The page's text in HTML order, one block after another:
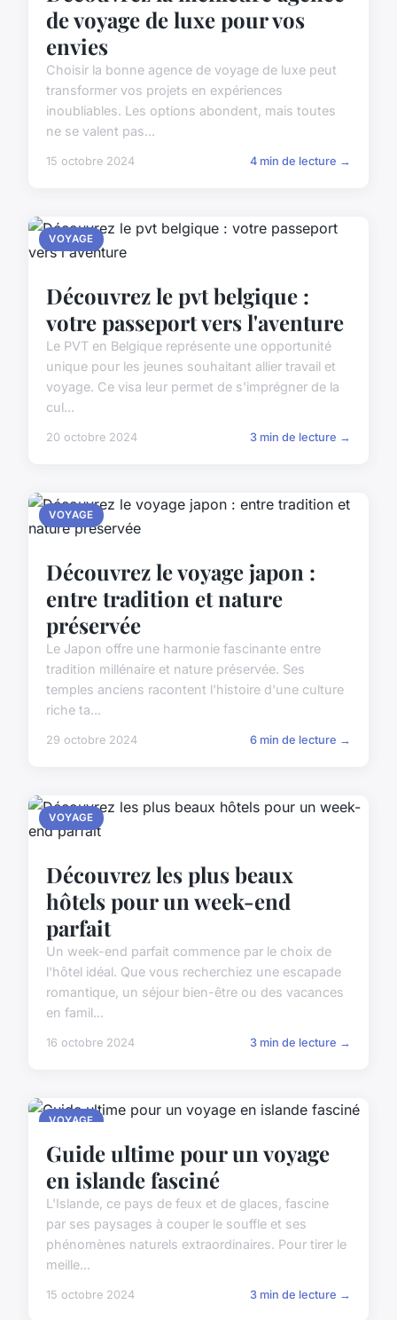
de voyage de luxe pour vos
envies
Choisir la bonne agence de voyage de luxe peut
transformer vos projets en expériences
inoubliables. Les options abondent, mais toutes
ne se valent pas...
15 octobre 2024 4 min de lecture →
VOYAGE
Découvrez le pvt belgique :
votre passeport vers l'aventure
Le PVT en Belgique représente une opportunité
unique pour les jeunes souhaitant allier travail et
voyage. Ce visa leur permet de s'imprégner de la
cul...
20 octobre 2024 3 min de lecture →
VOYAGE
Découvrez le voyage japon :
entre tradition et nature
préservée
Le Japon offre une harmonie fascinante entre
tradition millénaire et nature préservée. Ses
temples anciens racontent l'histoire d'une culture
riche ta...
29 octobre 2024 6 min de lecture →
VOYAGE
Découvrez les plus beaux
hôtels pour un week-end
parfait
Un week-end parfait commence par le choix de
l'hôtel idéal. Que vous recherchiez une escapade
romantique, un séjour bien-être ou des vacances
en famil...
16 octobre 2024 3 min de lecture →
VOYAGE
Guide ultime pour un voyage
en islande fasciné
L'Islande, ce pays de feux et de glaces, fascine
par ses paysages à couper le souffle et ses
phénomènes naturels extraordinaires. Pour tirer le
meille...
15 octobre 2024 3 min de lecture →